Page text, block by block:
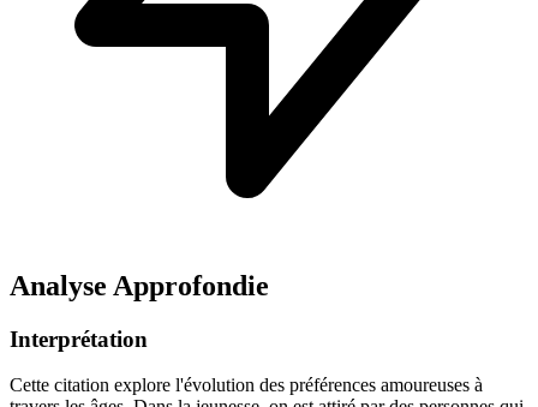
Analyse Approfondie
Interprétation
Cette citation explore l'évolution des préférences amoureuses à